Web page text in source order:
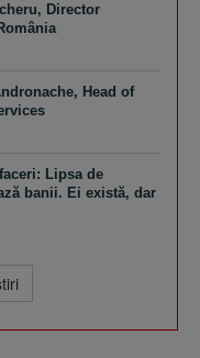
Director
Head of
Lipsa de
banii. Ei există, dar